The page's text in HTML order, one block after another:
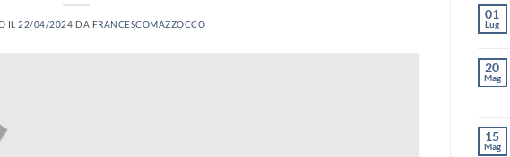
IL22/04/2024 DA FRANCESCOMAZZOCCO
01
Lug
20
Mag
15
Mag